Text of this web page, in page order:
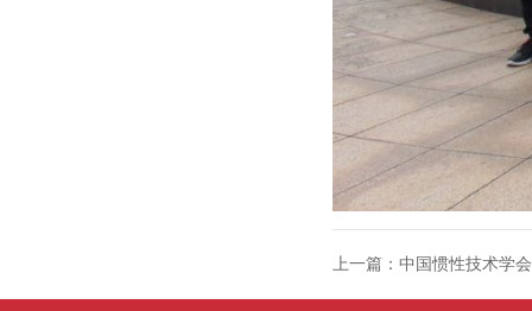
上一篇：中国惯性技术学